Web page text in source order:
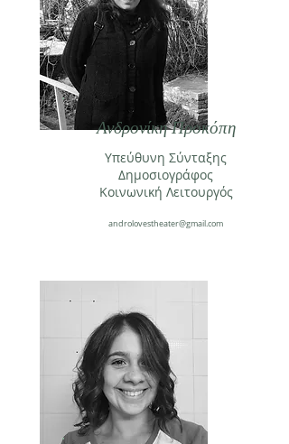
Ανδρονίκη Προκόπη
Υπεύθυνη Σύνταξης
Δημοσιογράφος
Κοινωνική Λειτουργός
androlovestheater@gmail.com